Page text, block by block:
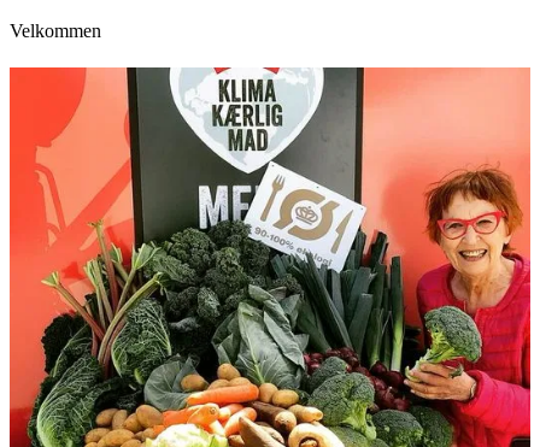
Velkommen